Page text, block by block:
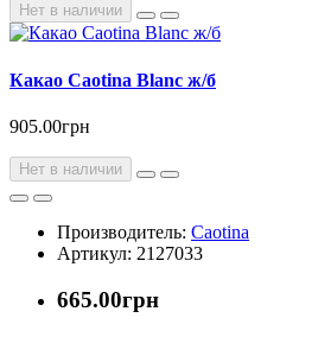
Нет в наличии
Какао Caotina Blanc ж/б
905.00грн
Нет в наличии
Производитель: Caotina
Артикул: 2127033
665.00грн